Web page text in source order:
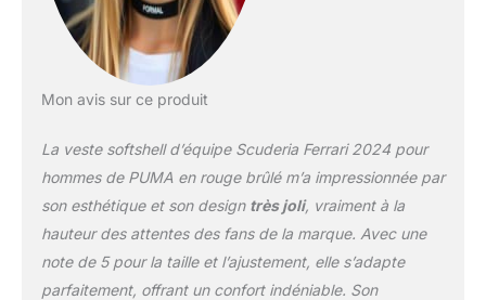
Mon avis sur ce produit
La veste softshell d’équipe Scuderia Ferrari 2024 pour
hommes de PUMA en rouge brûlé m’a impressionnée par
son esthétique et son design très joli, vraiment à la
hauteur des attentes des fans de la marque. Avec une
note de 5 pour la taille et l’ajustement, elle s’adapte
parfaitement, offrant un confort indéniable. Son